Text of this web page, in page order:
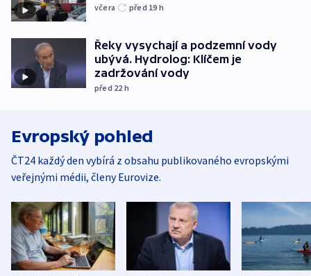
včera před 19 h
Řeky vysychají a podzemní vody
ubývá. Hydrolog: Klíčem je
zadržování vody
před 22 h
Evropský pohled
ČT24 každý den vybírá z obsahu publikovaného evropskými
veřejnými médii, členy Eurovize.